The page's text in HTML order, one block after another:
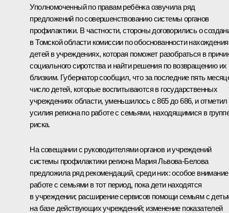
Уполномоченный по правам ребёнка озвучила ряд
предложений по совершенствованию системы органов
профилактики. В частности, стороны договорились о
в Томской области комиссии по обоснованности нахождения
детей в учреждениях, которая поможет разобраться в
социального сиротства и найти решения по возвращению их
близким. Губернатор сообщил, что за последние пять
число детей, которые воспитываются в государственных
учреждениях области, уменьшилось с 865 до 686, и отметил
усилия региона по работе с семьями, находящимися в
риска.
На совещании с руководителями органов и учреждений
системы профилактики региона Мария Львова-Белова
предложила ряд рекомендаций, среди них: особое внимание
работе с семьями в тот период, пока дети находятся
в учреждении; расширение сервисов помощи семьям с
на базе действующих учреждений; изменение показателей